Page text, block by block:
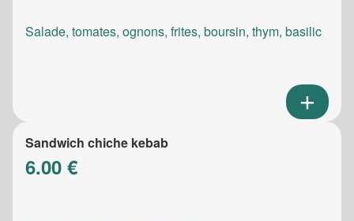
Salade, tomates, ognons, frites, boursin, thym, basilic
Sandwich chiche kebab
6.00 €